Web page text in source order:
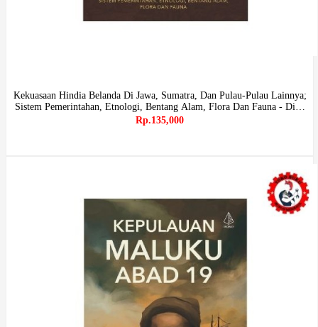
Kekuasaan Hindia Belanda Di Jawa, Sumatra, Dan Pulau-Pulau Lainnya;
Sistem Pemerintahan, Etnologi, Bentang Alam, Flora Dan Fauna - Diva
Press
Rp.135,000